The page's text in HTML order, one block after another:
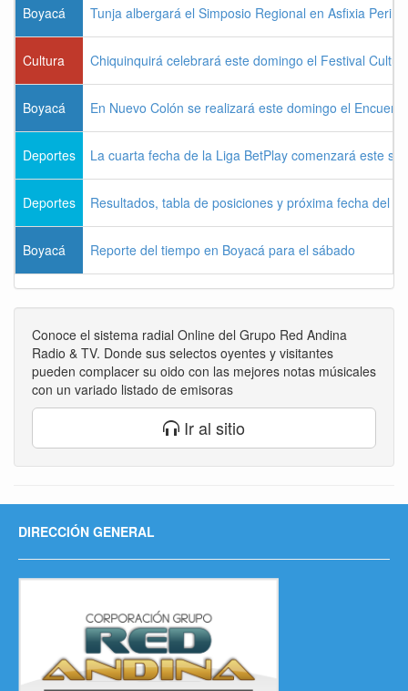
Boyacá Tunja albergará el Simposio Regional en Asfixia
Cultura Chiquinquirá celebrará este domingo el Festival
Boyacá En Nuevo Colón se realizará este domingo el
Deportes La cuarta fecha de la Liga BetPlay comenzará este
Deportes Resultados, tabla de posiciones y próxima fecha del
Boyacá Reporte del tiempo en Boyacá para el sábado
Conoce el sistema radial Online del Grupo Red Andina
Radio & TV. Donde sus selectos oyentes y visitantes
pueden complacer su oido con las mejores notas músicales
con un variado listado de emisoras
Ir al sitio
DIRECCIÓN GENERAL